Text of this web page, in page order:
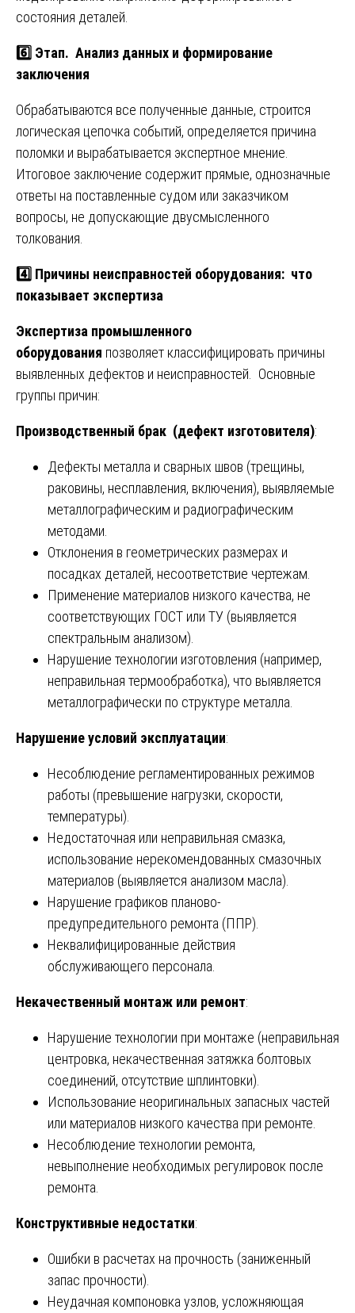
состояния деталей.
6️⃣ Этап. Анализ данных и формирование
заключения
Обрабатываются все полученные данные, строится
логическая цепочка событий, определяется причина
поломки и вырабатывается экспертное мнение.
Итоговое заключение содержит прямые, однозначные
ответы на поставленные судом или заказчиком
вопросы, не допускающие двусмысленного
толкования.
4️⃣ Причины неисправностей оборудования: что
показывает экспертиза
Экспертиза промышленного
оборудования позволяет классифицировать причины
выявленных дефектов и неисправностей. Основные
группы причин:
Производственный брак (дефект изготовителя):
Дефекты металла и сварных швов (трещины,
раковины, несплавления, включения), выявляемые
металлографическим и радиографическим
методами.
Отклонения в геометрических размерах и
посадках деталей, несоответствие чертежам.
Применение материалов низкого качества, не
соответствующих ГОСТ или ТУ (выявляется
спектральным анализом).
Нарушение технологии изготовления (например,
неправильная термообработка), что выявляется
металлографически по структуре металла.
Нарушение условий эксплуатации:
Несоблюдение регламентированных режимов
работы (превышение нагрузки, скорости,
температуры).
Недостаточная или неправильная смазка,
использование нерекомендованных смазочных
материалов (выявляется анализом масла).
Нарушение графиков планово-
предупредительного ремонта (ППР).
Неквалифицированные действия
обслуживающего персонала.
Некачественный монтаж или ремонт:
Нарушение технологии при монтаже (неправильная
центровка, некачественная затяжка болтовых
соединений, отсутствие шплинтовки).
Использование неоригинальных запасных частей
или материалов низкого качества при ремонте.
Несоблюдение технологии ремонта,
невыполнение необходимых регулировок после
ремонта.
Конструктивные недостатки:
Ошибки в расчетах на прочность (заниженный
запас прочности).
Неудачная компоновка узлов, усложняющая